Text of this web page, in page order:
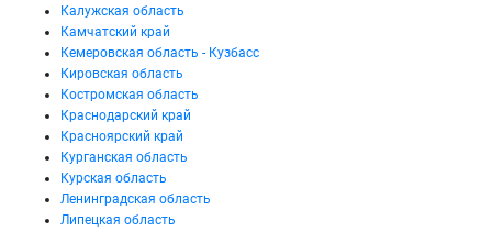
Калужская область
Камчатский край
Кемеровская область - Кузбасс
Кировская область
Костромская область
Краснодарский край
Красноярский край
Курганская область
Курская область
Ленинградская область
Липецкая область